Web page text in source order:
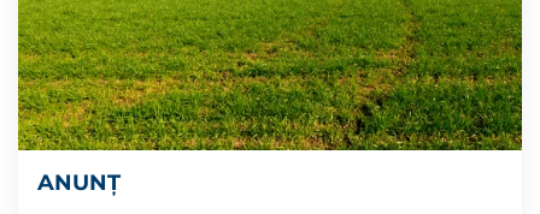
ANUNȚ